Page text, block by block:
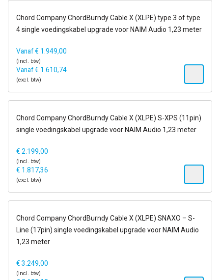
14-21 dagen
Chord Company ChordBurndy Cable X (XLPE) type 3 of type
4 single voedingskabel upgrade voor NAIM Audio 1,23 meter
Vanaf€ 1.949,00
(incl. btw)
Vanaf€ 1.610,74
(excl. btw)
14-21 dagen
Chord Company ChordBurndy Cable X (XLPE) S-XPS (11pin)
single voedingskabel upgrade voor NAIM Audio 1,23 meter
€ 2.199,00
(incl. btw)
€ 1.817,36
(excl. btw)
14-21 dagen
Chord Company ChordBurndy Cable X (XLPE) SNAXO – S-
Line (17pin) single voedingskabel upgrade voor NAIM Audio
1,23 meter
€ 3.249,00
(incl. btw)